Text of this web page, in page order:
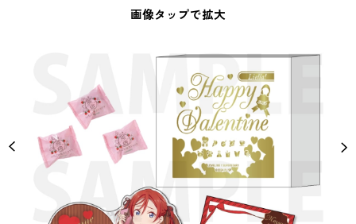
画像タップで拡大